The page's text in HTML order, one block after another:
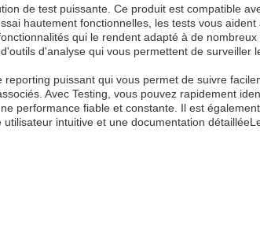
de test puissante. Ce produit est compatible
hautement fonctionnelles, les tests vous
qui le rendent adapté à de
d'analyse qui vous permettent de
puissant qui vous permet de suivre
Avec Testing, vous pouvez rapidement
performance fiable et constante. Il est
intuitive et une documentation